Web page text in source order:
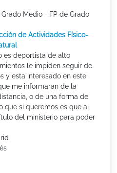
Medio - FP de Grado
de Actividades Físico-
es deportista de alto
le impiden seguir de
y esta interesado en este
me informaran de la
o de una forma de
que si queremos es que al
del ministerio para poder